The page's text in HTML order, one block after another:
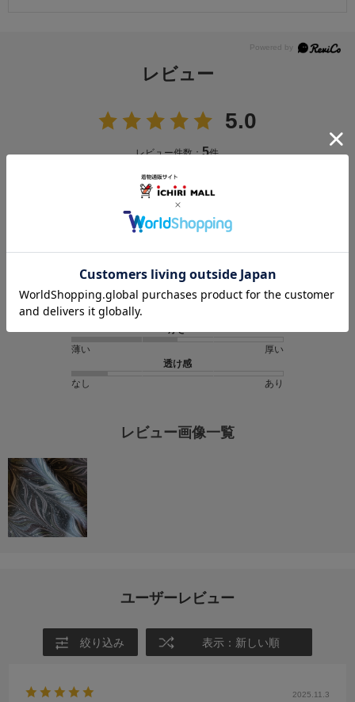
レビュー
5.0
レビュー件数：5件
光沢感
なし
厚さ
薄い
厚い
透け感
なし
あり
レビュー画像一覧
ユーザーレビュー
絞り込み 表示：新しい順
2025.11.3